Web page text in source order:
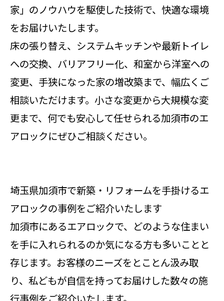
家」のノウハウを駆使した技術で、快適な環境
をお届けいたします。
床の張り替え、システムキッチンや最新トイレ
への交換、バリアフリー化、和室から洋室への
変更、手狭になった家の増改築まで、幅広くご
相談いただけます。小さな変更から大規模な変
更まで、何でも安心して任せられる加須市のエ
アロックにぜひご相談ください。
埼玉県加須市で新築・リフォームを手掛けるエ
アロックの事例をご紹介いたします
加須市にあるエアロックで、どのような住まい
を手に入れられるのか気になる方も多いことと
存じます。お客様のニーズをとことん汲み取
り、私どもが自信を持ってお届けした数々の施